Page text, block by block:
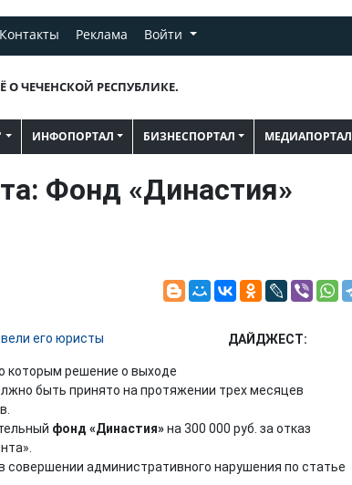
Контакты Реклама Войти
О ЧЕЧЕНСКОЙ РЕСПУБЛИКЕ.
ИНФОПОРТАЛ БИЗНЕСПОРТАЛ МЕДИАПОРТАЛ
Фонд «Династия»
ДАЙДЖЕСТ:
которым решение о выходе
быть принято на протяжении трех месяцев
фонд «Династия»на 300 000 руб. за отказ
административного нарушения по статье